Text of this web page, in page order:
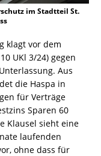
im Stadtteil St.
klagt vor dem
UKl 3/24) gegen
Aus
die Haspa in
für Verträge
Sparen 60
Klausel sieht eine
laufenden
ohne dass für